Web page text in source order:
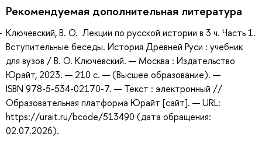
Рекомендуемая дополнительная литература
Ключевский, В. О. Лекции по русской истории в 3 ч. Часть 1.
Вступительные беседы. История Древней Руси : учебник
для вузов / В. О. Ключевский. — Москва : Издательство
Юрайт, 2023. — 210 с. — (Высшее образование). —
ISBN 978-5-534-02170-7. — Текст : электронный //
Образовательная платформа Юрайт [сайт]. — URL:
https://urait.ru/bcode/513490 (дата обращения:
02.07.2026).